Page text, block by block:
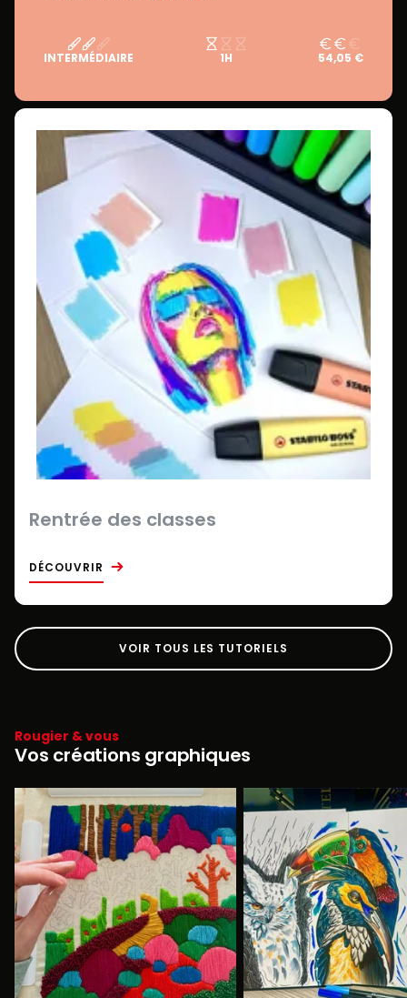
INTERMÉDIAIRE 1H 54,05 €
Rentrée des classes
DÉCOUVRIR
VOIR TOUS LES TUTORIELS
Rougier & vous
Vos créations graphiques